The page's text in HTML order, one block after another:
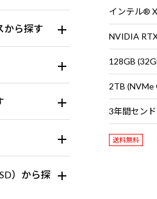
から探す
）から探
NVIDIA
128GB
2TB (NVMe
送料無料